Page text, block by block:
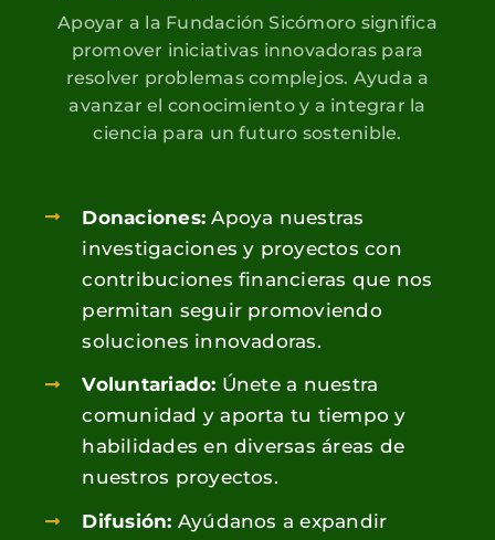
Apoyar a la Fundación Sicómoro significa
promover iniciativas innovadoras para
resolver problemas complejos. Ayuda a
avanzar el conocimiento y a integrar la
ciencia para un futuro sostenible.
Donaciones: Apoya nuestras
investigaciones y proyectos con
contribuciones financieras que nos
permitan seguir promoviendo
soluciones innovadoras.
Voluntariado: Únete a nuestra
comunidad y aporta tu tiempo y
habilidades en diversas áreas de
nuestros proyectos.
Difusión: Ayúdanos a expandir